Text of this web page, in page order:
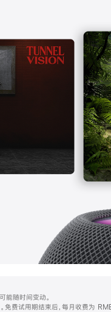
能随时间变动。
免费试用期结束后，每月收费为